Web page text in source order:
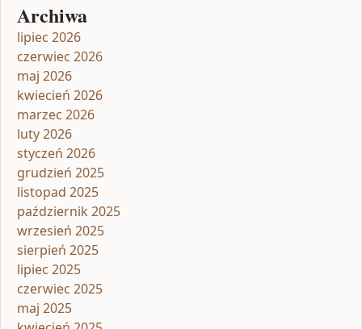
Archiwa
lipiec 2026
czerwiec 2026
maj 2026
kwiecień 2026
marzec 2026
luty 2026
styczeń 2026
grudzień 2025
listopad 2025
październik 2025
wrzesień 2025
sierpień 2025
lipiec 2025
czerwiec 2025
maj 2025